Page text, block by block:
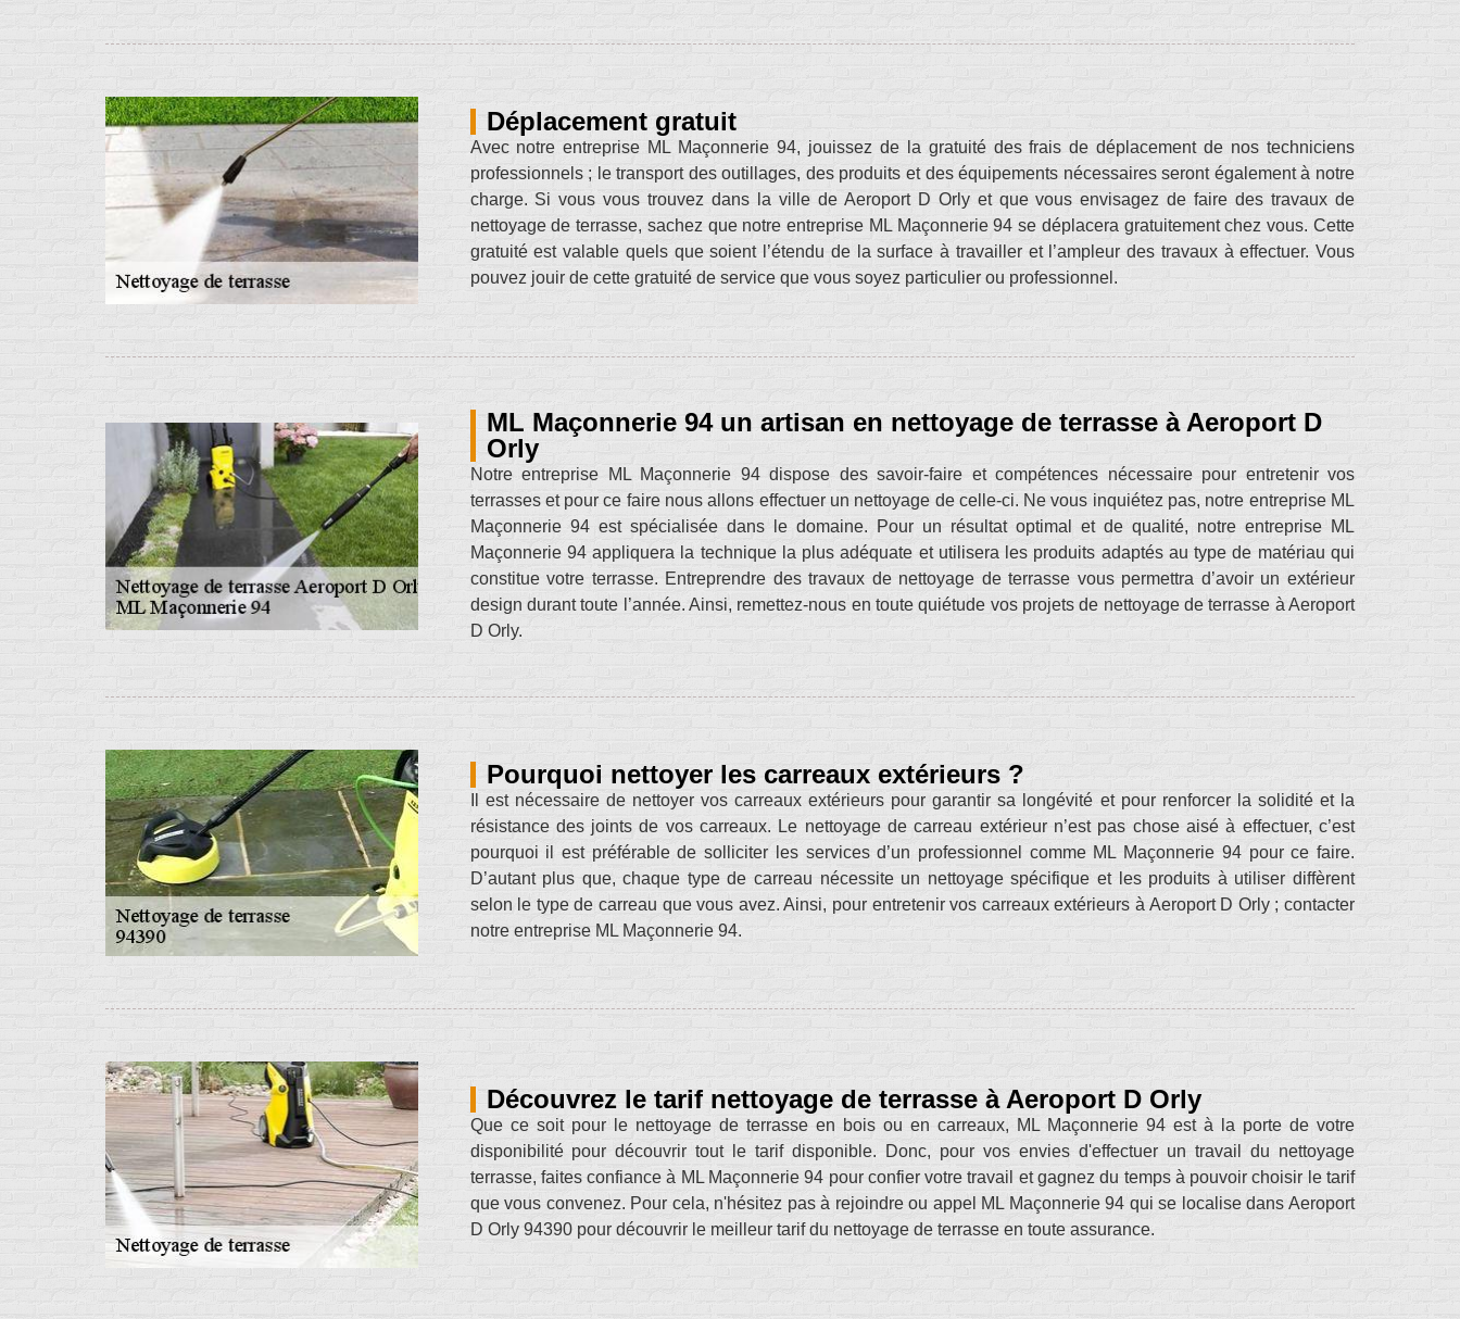
Déplacement gratuit
Avec notre entreprise ML Maçonnerie 94, jouissez de la gratuité des frais de déplacement de nos techniciens
professionnels ; le transport des outillages, des produits et des équipements nécessaires seront également à notre
charge. Si vous vous trouvez dans la ville de Aeroport D Orly et que vous envisagez de faire des travaux de
nettoyage de terrasse, sachez que notre entreprise ML Maçonnerie 94 se déplacera gratuitement chez vous. Cette
gratuité est valable quels que soient l’étendu de la surface à travailler et l’ampleur des travaux à effectuer. Vous
pouvez jouir de cette gratuité de service que vous soyez particulier ou professionnel.
ML Maçonnerie 94 un artisan en nettoyage de terrasse à Aeroport D
Orly
Notre entreprise ML Maçonnerie 94 dispose des savoir-faire et compétences nécessaire pour entretenir vos
terrasses et pour ce faire nous allons effectuer un nettoyage de celle-ci. Ne vous inquiétez pas, notre entreprise ML
Maçonnerie 94 est spécialisée dans le domaine. Pour un résultat optimal et de qualité, notre entreprise ML
Maçonnerie 94 appliquera la technique la plus adéquate et utilisera les produits adaptés au type de matériau qui
constitue votre terrasse. Entreprendre des travaux de nettoyage de terrasse vous permettra d’avoir un extérieur
design durant toute l’année. Ainsi, remettez-nous en toute quiétude vos projets de nettoyage de terrasse à Aeroport
D Orly.
Pourquoi nettoyer les carreaux extérieurs ?
Il est nécessaire de nettoyer vos carreaux extérieurs pour garantir sa longévité et pour renforcer la solidité et la
résistance des joints de vos carreaux. Le nettoyage de carreau extérieur n’est pas chose aisé à effectuer, c’est
pourquoi il est préférable de solliciter les services d’un professionnel comme ML Maçonnerie 94 pour ce faire.
D’autant plus que, chaque type de carreau nécessite un nettoyage spécifique et les produits à utiliser diffèrent
selon le type de carreau que vous avez. Ainsi, pour entretenir vos carreaux extérieurs à Aeroport D Orly ; contacter
notre entreprise ML Maçonnerie 94.
Découvrez le tarif nettoyage de terrasse à Aeroport D Orly
Que ce soit pour le nettoyage de terrasse en bois ou en carreaux, ML Maçonnerie 94 est à la porte de votre
disponibilité pour découvrir tout le tarif disponible. Donc, pour vos envies d'effectuer un travail du nettoyage
terrasse, faites confiance à ML Maçonnerie 94 pour confier votre travail et gagnez du temps à pouvoir choisir le tarif
que vous convenez. Pour cela, n'hésitez pas à rejoindre ou appel ML Maçonnerie 94 qui se localise dans Aeroport
D Orly 94390 pour découvrir le meilleur tarif du nettoyage de terrasse en toute assurance.